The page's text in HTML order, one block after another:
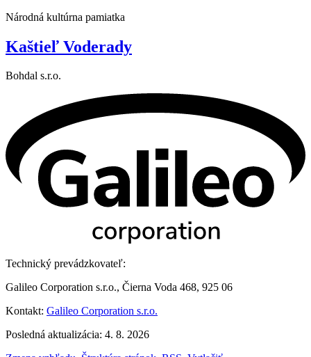
Národná kultúrna pamiatka
Kaštieľ Voderady
Bohdal s.r.o.
Technický prevádzkovateľ:
Galileo Corporation s.r.o., Čierna Voda 468, 925 06
Kontakt: Galileo Corporation s.r.o.
Posledná aktualizácia: 4. 8. 2026